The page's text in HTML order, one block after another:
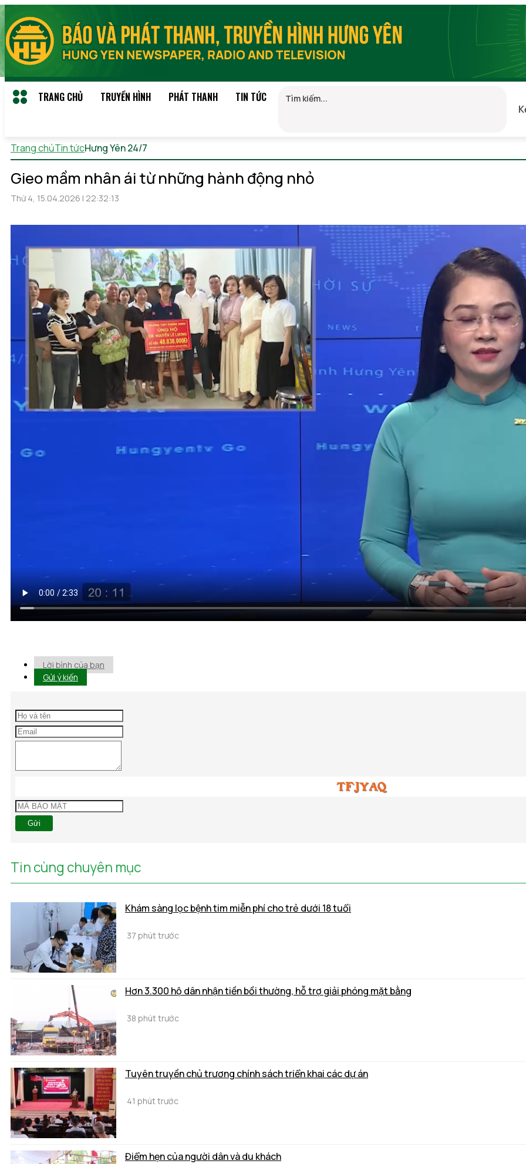
TRANG CHỦ TRUYỀN HÌNH PHÁT THANH TIN TỨC
Trang chủTin tứcHưng Yên 24/7
Gieo mầm nhân ái từ những hành động nhỏ
Thứ 4, 15.04.2026 | 22:32:13
Lời bình của bạn
Gửi ý kiến
Gửi
Tin cùng chuyên mục
Khám sàng lọc bệnh tim miễn phí cho trẻ dưới 18 tuổi
37 phút trước
Hơn 3.300 hộ dân nhận tiền bồi thường, hỗ trợ giải phóng mặt bằng
38 phút trước
Tuyên truyền chủ trương chính sách triển khai các dự án
41 phút trước
Điểm hẹn của người dân và du khách